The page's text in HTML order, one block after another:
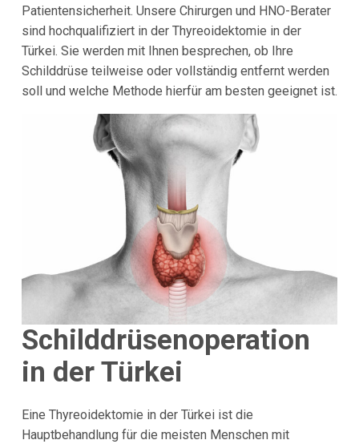
Patientensicherheit. Unsere Chirurgen und HNO-Berater
sind hochqualifiziert in der Thyreoidektomie in der
Türkei. Sie werden mit Ihnen besprechen, ob Ihre
Schilddrüse teilweise oder vollständig entfernt werden
soll und welche Methode hierfür am besten geeignet ist.
Schilddrüsenoperation
in der Türkei
Eine Thyreoidektomie in der Türkei ist die
Hauptbehandlung für die meisten Menschen mit